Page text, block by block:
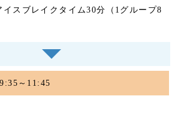
イスブレイクタイム30分（1グループ8
9:35～11:45